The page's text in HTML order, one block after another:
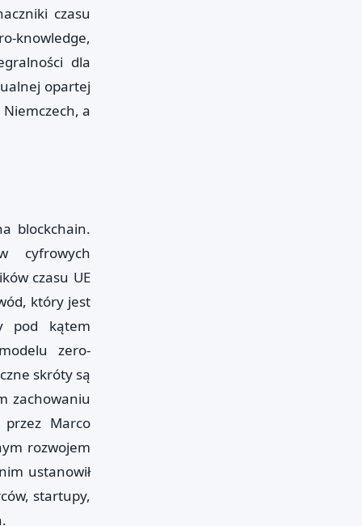
czasu
knowledge,
dla
opartej
a
blockchain.
cyfrowych
czasu UE
który jest
pod kątem
zero-
skróty są
zachowaniu
Marco
rozwojem
ustanowił
startupy,